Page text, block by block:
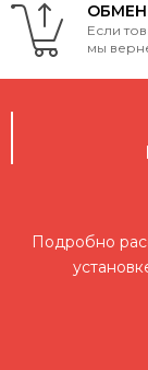
Если
мы
Подробно